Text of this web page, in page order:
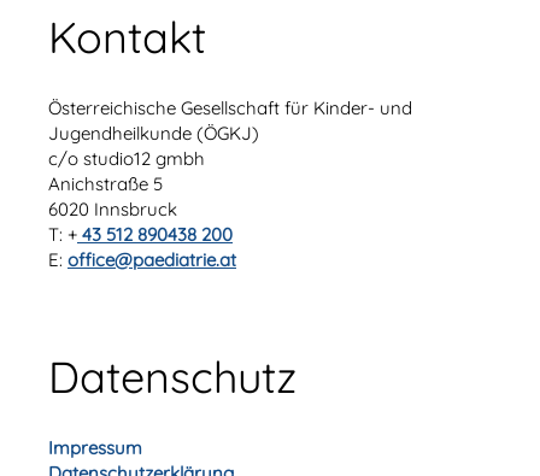
Kontakt
Österreichische Gesellschaft für Kinder- und
Jugendheilkunde (ÖGKJ)
c/o studio12 gmbh
Anichstraße 5
6020 Innsbruck
T: + 43 512 890438 200
E: office@paediatrie.at
Datenschutz
Impressum